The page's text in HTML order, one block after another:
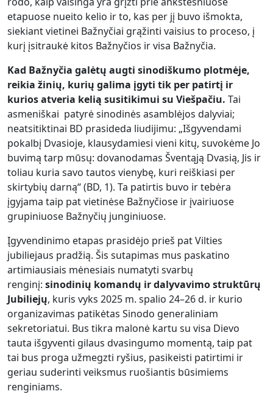
etapuose nueito kelio ir to, kas per jį buvo išmokta,
siekiant vietinei Bažnyčiai grąžinti vaisius to proceso, į
kurį įsitraukė kitos Bažnyčios ir visa Bažnyčia.
Kad Bažnyčia galėtų augti sinodiškumo plotmėje,
reikia žinių, kurių galima įgyti tik per patirtį ir
kurios atveria kelią susitikimui su Viešpačiu. Tai
asmeniškai patyrė sinodinės asamblėjos dalyviai;
neatsitiktinai BD prasideda liudijimu: „Išgyvendami
pokalbį Dvasioje, klausydamiesi vieni kitų, suvokėme Jo
buvimą tarp mūsų: dovanodamas Šventąją Dvasią, Jis ir
toliau kuria savo tautos vienybę, kuri reiškiasi per
skirtybių darną“ (BD, 1). Ta patirtis buvo ir tebėra
įgyjama taip pat vietinėse Bažnyčiose ir įvairiuose
grupiniuose Bažnyčių junginiuose.
Įgyvendinimo etapas prasidėjo prieš pat Vilties
jubiliejaus pradžią. Šis sutapimas mus paskatino
artimiausiais mėnesiais numatyti svarbų
renginį: sinodinių komandų ir dalyvavimo struktūrų
Jubiliejų, kuris vyks 2025 m. spalio 24–26 d. ir kurio
organizavimas patikėtas Sinodo generaliniam
sekretoriatui. Bus tikra malonė kartu su visa Dievo
tauta išgyventi gilaus dvasingumo momentą, taip pat
tai bus proga užmegzti ryšius, pasikeisti patirtimi ir
geriau suderinti veiksmus ruošiantis būsimiems
renginiams.